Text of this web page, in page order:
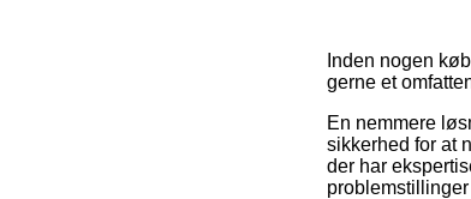
Inden nogen
gerne et
En nemmere
sikkerhed for at
der har